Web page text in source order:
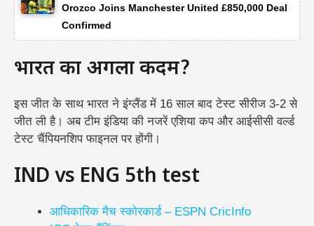
Orozco Joins Manchester United £850,000 Deal
Confirmed
भारत का अगला कदम?
इस जीत के साथ भारत ने इंग्लैंड में 16 साल बाद टेस्ट सीरीज 3-2 से
जीत ली है। अब टीम इंडिया की नजरें एशिया कप और आईसीसी वर्ल्ड
टेस्ट चैंपियनशिप फाइनल पर होंगी।
IND vs ENG 5th test
आधिकारिक मैच स्कोरकार्ड – ESPN CricInfo